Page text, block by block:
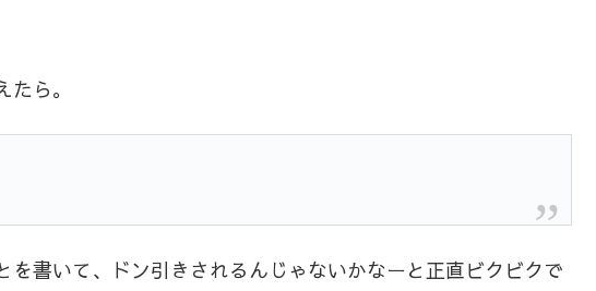
ら。
を書いて、ドン引きされるんじゃないかなーと正直ビクビクで